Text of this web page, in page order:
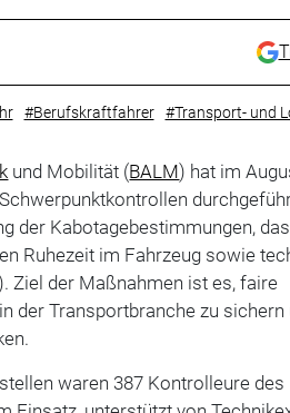
#Berufskraftfahrer #Transport- und
und Mobilität (BALM) hat im
der Kabotagebestimmungen,
Ruhezeit im Fahrzeug sowie
Ziel der Maßnahmen ist es, faire
der Transportbranche zu sichern
waren 387 Kontrolleure des